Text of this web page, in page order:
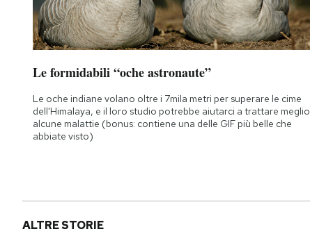
Le formidabili “oche astronaute”
Le oche indiane volano oltre i 7mila metri per superare le cime
dell'Himalaya, e il loro studio potrebbe aiutarci a trattare meglio
alcune malattie (bonus: contiene una delle GIF più belle che
abbiate visto)
ALTRE STORIE